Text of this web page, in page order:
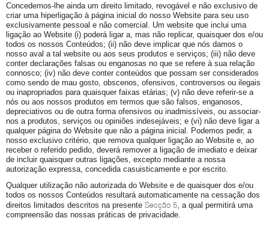
Concedemos-lhe ainda um direito limitado, revogável e não exclusivo de
criar uma hiperligação à página inicial do nosso Website para seu uso
exclusivamente pessoal e não comercial. Um website que inclui uma
ligação ao Website (i) poderá ligar a, mas não replicar, quaisquer dos e/ou
todos os nossos Conteúdos; (ii) não deve implicar que nós damos o
nosso aval a tal website ou aos seus produtos e serviços; (iii) não deve
conter declarações falsas ou enganosas no que se refere à sua relação
connosco; (iv) não deve conter conteúdos que possam ser considerados
como sendo de mau gosto, obscenos, ofensivos, controversos ou ilegais
ou inapropriados para quaisquer faixas etárias; (v) não deve referir-se a
nós ou aos nossos produtos em termos que são falsos, enganosos,
depreciativos ou de outra forma ofensivos ou inadmissíveis, ou associar-
nos a produtos, serviços ou opiniões indesejáveis; e (vi) não deve ligar a
qualquer página do Website que não a página inicial. Podemos pedir, a
nosso exclusivo critério, que remova qualquer ligação ao Website e, ao
receber o referido pedido, deverá remover a ligação de imediato e deixar
de incluir quaisquer outras ligações, excepto mediante a nossa
autorização expressa, concedida casuisticamente e por escrito.
Qualquer utilização não autorizada do Website e de quaisquer dos e/ou
todos os nossos Conteúdos resultará automaticamente na cessação dos
direitos limitados descritos na presente Secção 5 , a qual permitirá uma
compreensão das nossas práticas de privacidade.